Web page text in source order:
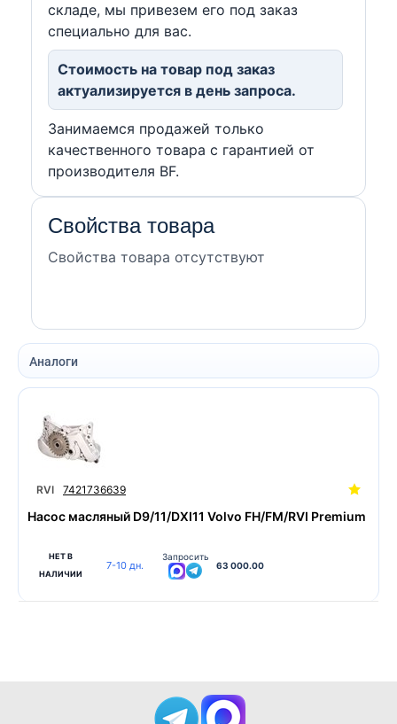
складе, мы привезем его под заказ
специально для вас.
Стоимость на товар под заказ
актуализируется в день запроса.
Занимаемся продажей только
качественного товара с гарантией от
производителя BF.
Свойства товара
Свойства товара отсутствуют
Аналоги
RVI 7421736639
Насос масляный D9/11/DXI11 Volvo FH/FM/RVI Premium
НЕТ В
НАЛИЧИИ
7-10 дн.
Запросить
63 000.00